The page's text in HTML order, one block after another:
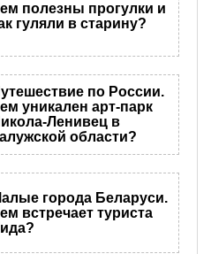
полезны прогулки и
гуляли в старину?
по России.
уникален арт-парк
Ленивец в
области?
города Беларуси.
встречает туриста